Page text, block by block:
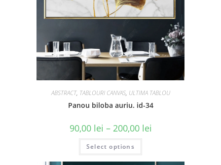
ABSTRACT, TABLOURI CANVAS, ULTIMA TABLOU
Panou biloba auriu. id-34
90,00 lei – 200,00 lei
Select options